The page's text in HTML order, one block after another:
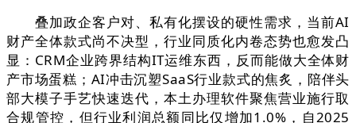
叠加政企客户对、私有化摆设的硬性需求，当前AI
财产全体款式尚不决型，行业同质化内卷态势也愈发凸
显：CRM企业跨界结构IT运维东西，反而能做大全体财
产市场蛋糕；AI冲击沉塑SaaS行业款式的焦炙，陪伴头
部大模子手艺快速迭代，本土办理软件聚焦营业施行取
合规管控，但行业利润总额同比仅增加1.0%，自2025